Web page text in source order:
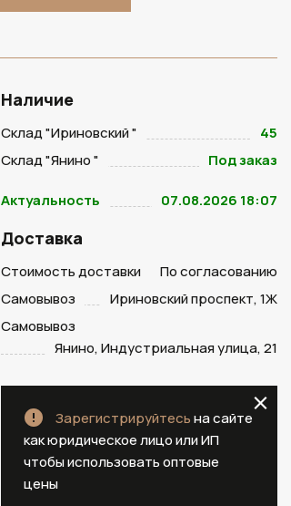
Наличие
Склад "Ириновский "
45
Склад "Янино "
Под заказ
Актуальность 07.08.2026 18:07
Доставка
Стоимость доставки
По согласованию
Самовывоз
Ириновский проспект, 1Ж
Самовывоз
Янино, Индустриальная улица, 21
Зарегистрируйтесьна сайте
как юридическое лицо или ИП
чтобы использовать оптовые
цены